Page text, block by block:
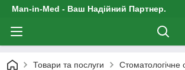
Man-in-Med - Ваш Надійний Партнер.
Товари та послуги Стоматологічне